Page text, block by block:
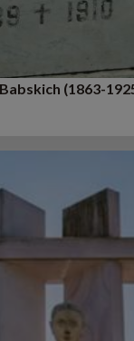
(1863-